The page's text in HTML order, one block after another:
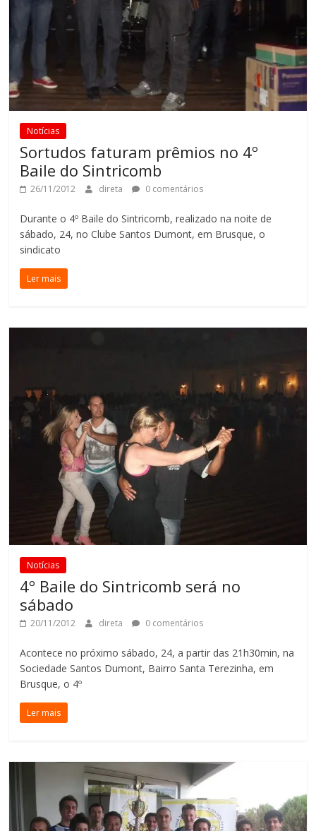
Notícias
Sortudos faturam prêmios no 4º
Baile do Sintricomb
26/11/2012 direta 0 comentários
Durante o 4º Baile do Sintricomb, realizado na noite de
sábado, 24, no Clube Santos Dumont, em Brusque, o
sindicato
Ler mais
Notícias
4º Baile do Sintricomb será no
sábado
20/11/2012 direta 0 comentários
Acontece no próximo sábado, 24, a partir das 21h30min, na
Sociedade Santos Dumont, Bairro Santa Terezinha, em
Brusque, o 4º
Ler mais